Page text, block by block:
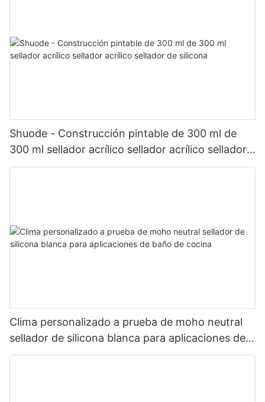
Shuode - Construcción pintable de 300 ml de
300 ml sellador acrílico sellador acrílico sellador
de silicona
Clima personalizado a prueba de moho neutral
sellador de silicona blanca para aplicaciones de
baño de cocina